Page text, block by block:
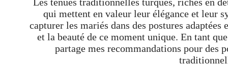
qui mettent en valeur leur élégance et leur
capturer les mariés dans des postures
et la beauté de ce moment unique. En tant
partage mes recommandations pour des